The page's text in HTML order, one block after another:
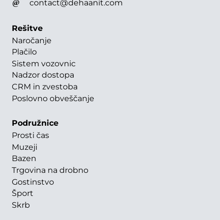
contact@dehaanit.com
Rešitve
Naročanje
Plačilo
Sistem vozovnic
Nadzor dostopa
CRM in zvestoba
Poslovno obveščanje
Podružnice
Prosti čas
Muzeji
Bazen
Trgovina na drobno
Gostinstvo
Šport
Skrb